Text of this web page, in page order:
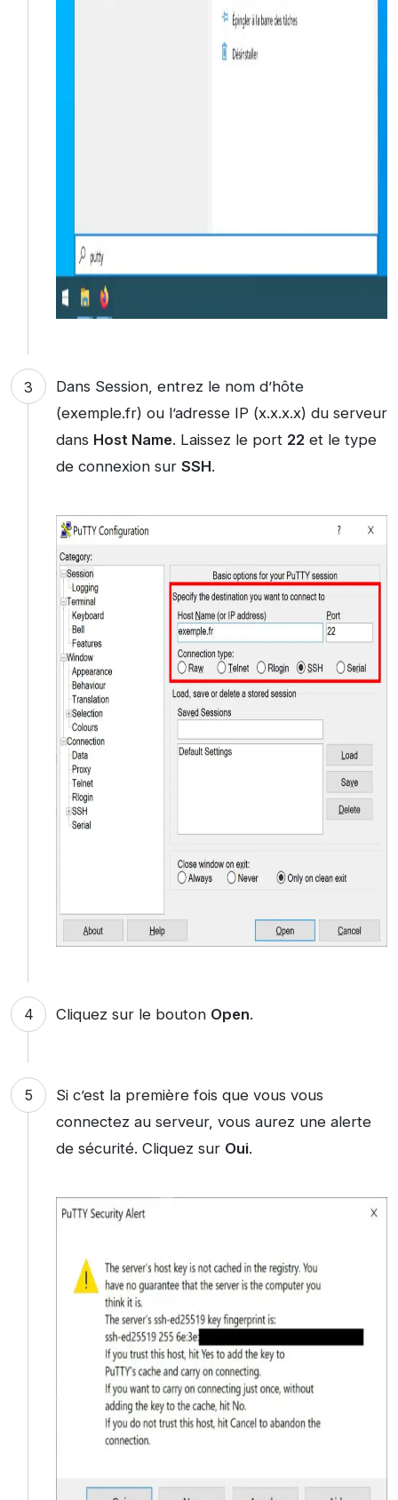
Dans Session, entrez le nom d’hôte
(exemple.fr) ou l’adresse IP (x.x.x.x) du serveur
dans Host Name. Laissez le port 22et le type
de connexion sur SSH.
Cliquez sur le bouton Open.
Si c’est la première fois que vous vous
connectez au serveur, vous aurez une alerte
de sécurité. Cliquez sur Oui.